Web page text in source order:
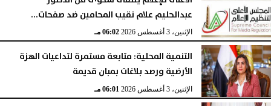
عبدالحليم علام نقيب المحامين ضد صفحات...
الإثنين، 3 أغسطس 2026 06:02 مـ
التنمية المحلية: متابعة مستمرة لتداعيات الهزة
الأرضية ورصد بلاغات بمبان قديمة
الإثنين، 3 أغسطس 2026 06:01 مـ